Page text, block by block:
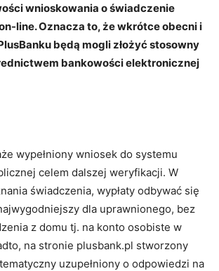
wnioskowania o świadczenie
line. Oznacza to, że wkrótce obecni i
będą mogli złożyć stosowny
bankowości elektronicznej
wypełniony wniosek do systemu
celem dalszej weryfikacji. W
świadczenia, wypłaty odbywać się
dla uprawnionego, bez
z domu tj. na konto osobiste w
na stronie plusbank.pl stworzony
uzupełniony o odpowiedzi na